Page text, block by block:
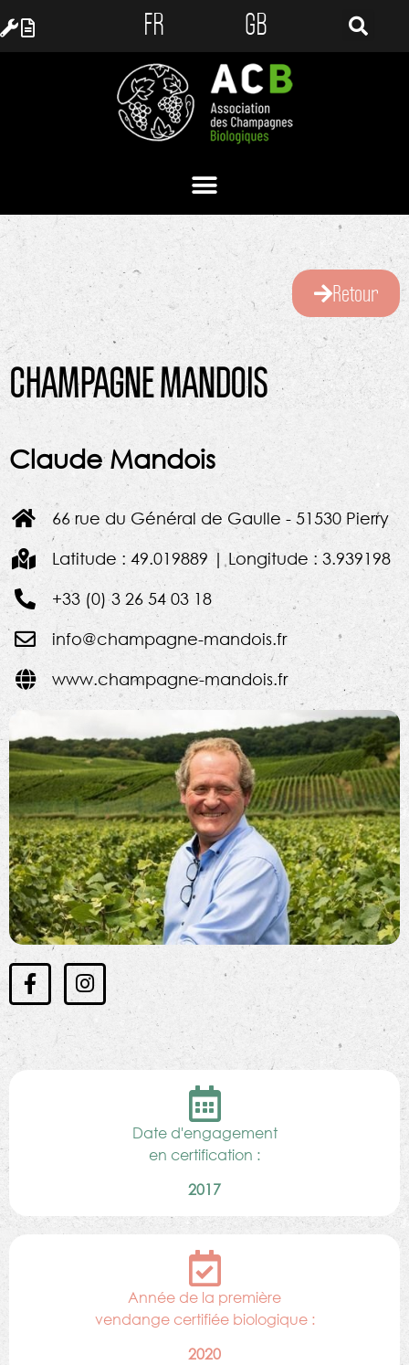
FR GB
Retour
CHAMPAGNE MANDOIS
Claude Mandois
66 rue du Général de Gaulle - 51530 Pierry
Latitude : 49.019889 | Longitude : 3.939198
+33 (0) 3 26 54 03 18
info@champagne-mandois.fr
www.champagne-mandois.fr
Date d'engagement
en certification :
2017
Année de la première
vendange certifiée biologique :
2020